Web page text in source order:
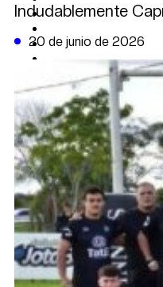
POLÍTICA
DATA FIRME
DE LA TRIBUNA
Indudablemente
20 de junio de 2026